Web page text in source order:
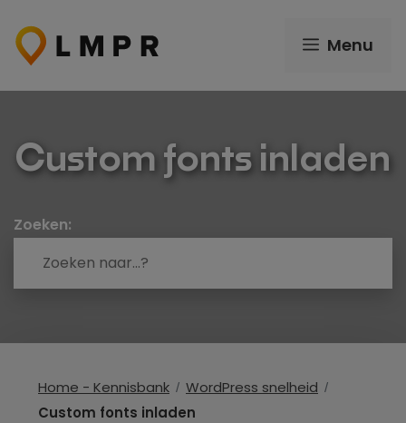
naar
inhoud
Menu
Custom fonts inladen
Zoeken:
Home - Kennisbank
WordPress snelheid
Custom fonts inladen